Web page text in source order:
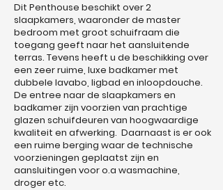
Dit Penthouse beschikt over 2
slaapkamers, waaronder de master
bedroom met groot schuifraam die
toegang geeft naar het aansluitende
terras. Tevens heeft u de beschikking over
een zeer ruime, luxe badkamer met
dubbele lavabo, ligbad en inloopdouche.
De entree naar de slaapkamers en
badkamer zijn voorzien van prachtige
glazen schuifdeuren van hoogwaardige
kwaliteit en afwerking. Daarnaast is er ook
een ruime berging waar de technische
voorzieningen geplaatst zijn en
aansluitingen voor o.a wasmachine,
droger etc.